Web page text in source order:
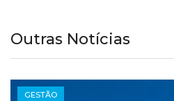
Outras Notícias
GESTÃO